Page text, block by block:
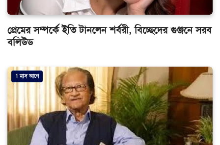
প্রেমের সম্পর্কে ইতি টানলেন শর্বরী, বিচ্ছেদের গুঞ্জনে সরব
বলিউড
1 মাস আগে